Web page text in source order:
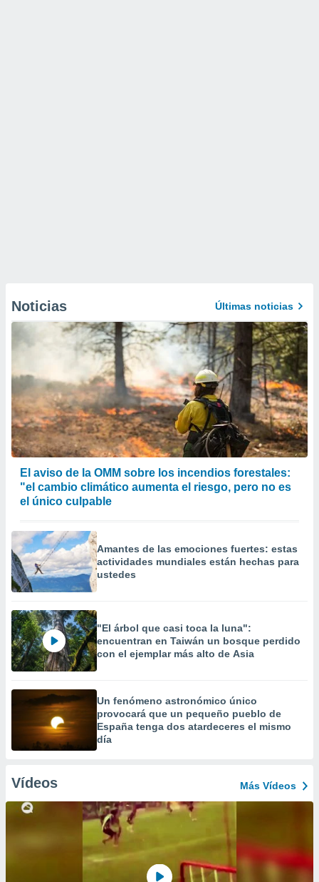
Noticias Últimas noticias
El aviso de la OMM sobre los incendios forestales:
"el cambio climático aumenta el riesgo, pero no es
el único culpable
Amantes de las emociones fuertes: estas
actividades mundiales están hechas para
ustedes
"El árbol que casi toca la luna":
encuentran en Taiwán un bosque perdido
con el ejemplar más alto de Asia
Un fenómeno astronómico único
provocará que un pequeño pueblo de
España tenga dos atardeceres el mismo
día
Vídeos Más Vídeos